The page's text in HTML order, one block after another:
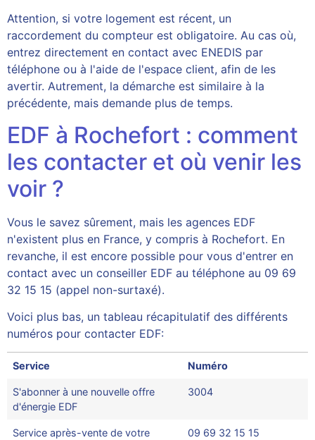
Attention, si votre logement est récent, un
raccordement du compteur est obligatoire. Au cas où,
entrez directement en contact avec ENEDIS par
téléphone ou à l'aide de l'espace client, afin de les
avertir. Autrement, la démarche est similaire à la
précédente, mais demande plus de temps.
EDF à Rochefort : comment
les contacter et où venir les
voir ?
Vous le savez sûrement, mais les agences EDF
n'existent plus en France, y compris à Rochefort. En
revanche, il est encore possible pour vous d'entrer en
contact avec un conseiller EDF au téléphone au 09 69
32 15 15 (appel non-surtaxé).
Voici plus bas, un tableau récapitulatif des différents
numéros pour contacter EDF:
Service Numéro
S'abonner à une nouvelle offre
d'énergie EDF
3004
Service après-vente de votre
09 69 32 15 15